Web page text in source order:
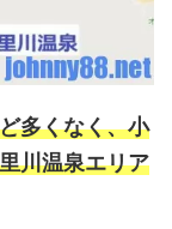
多くなく、小
川温泉エリア